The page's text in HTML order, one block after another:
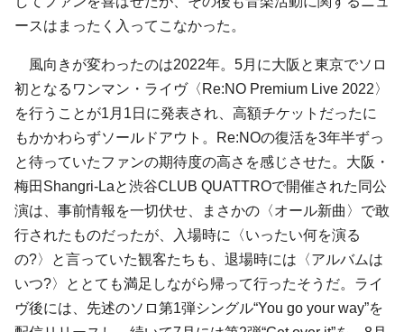
ースはまったく入ってこなかった。
風向きが変わったのは2022年。5月に大阪と東京でソロ
初となるワンマン・ライヴ〈Re:NO Premium Live 2022〉
を行うことが1月1日に発表され、高額チケットだったに
もかかわらずソールドアウト。Re:NOの復活を3年半ずっ
と待っていたファンの期待度の高さを感じさせた。大阪・
梅田Shangri-Laと渋谷CLUB QUATTROで開催された同公
演は、事前情報を一切伏せ、まさかの〈オール新曲〉で敢
行されたものだったが、入場時に〈いったい何を演る
の?〉と言っていた観客たちも、退場時には〈アルバムは
いつ?〉ととても満足しながら帰って行ったそうだ。ライ
ヴ後には、先述のソロ第1弾シングル“You go your way”を